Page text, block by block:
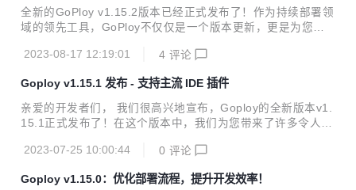
r构建命令等功能 3. 修复功能：修复无法删除服务器的bug 4.
修复功能：兼容最新版element-plus 这些新功能不仅提高了
系统的稳定性和性能，也增强了用户体验。 我们鼓励所有用户
升级到新版本，以便利用这些改进和新功能。 你可以在...
全新的GoPloy v1.15.2版本已经正式发布了！作为持续部署领
域的领先工具，GoPloy不仅仅是一个版本更新，更是为您的
供更智能、更强大的功能，以满足您在持续部署过程中的各种
程序的开源工具，它可以帮助您轻松实现持续集成和持续部署
（CI/CD）流程。不论您是开发人员、运维人员还是团队领
导，GoPloy都能够极大地简化您的部署工作，让您的应用在
署策略： 新版本引入了更智能的部署策略，可以根据您的应用
2023-08-17 12:19:01 4 评论
Goploy v1.15.1 发布 - 支持主流 IDE 插件
亲爱的开发者们， 我们很高兴地宣布，Goploy的全新版本v1.
15.1正式发布了！在这个版本中，我们为您带来了许多令人振
个人项目还是企业级应用，Goploy都将成为您不可或缺的部署
语言部署工具，旨在简化应用的部署和管理流程。它支持多种
2023-07-25 10:00:44 0 评论
Goploy v1.15.0：优化部署流程，提升开发效率！